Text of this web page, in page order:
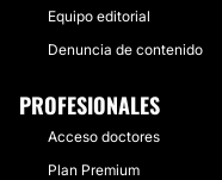
Equipo editorial
Denuncia de contenido
PROFESIONALES
Acceso doctores
Plan Premium